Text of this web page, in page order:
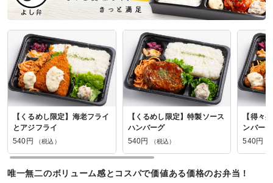
【くるめし限定】海老フライ
とアジフライ
540円
（税込）
【くるめし限定】特製ソース
ハンバーグ
540円
（税込）
【得々
ンバーグ
540円
唯一無二のボリューム感とコスパで価値ある価格のお弁当！